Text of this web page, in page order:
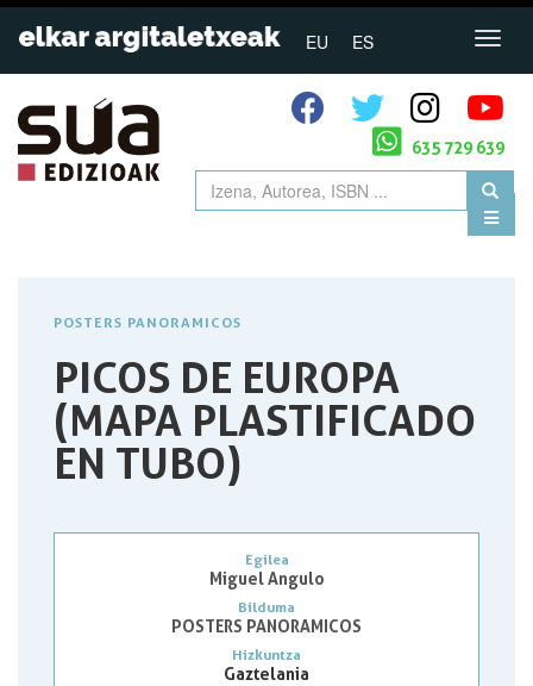
EU ES
635 729 639
POSTERS PANORAMICOS
PICOS DE EUROPA
(MAPA PLASTIFICADO
EN TUBO)
Egilea
Miguel Angulo
Bilduma
POSTERS PANORAMICOS
Hizkuntza
Gaztelania